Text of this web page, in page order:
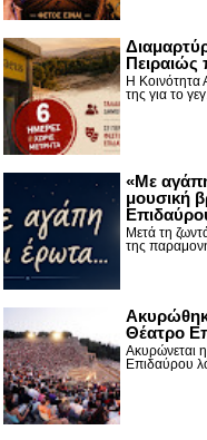
Πειραιώς
Η Κοινότητα
της για το
«Με
μουσική
Μετά τη
της
Θέατρο
Ακυρώνεται
Επιδαύρου